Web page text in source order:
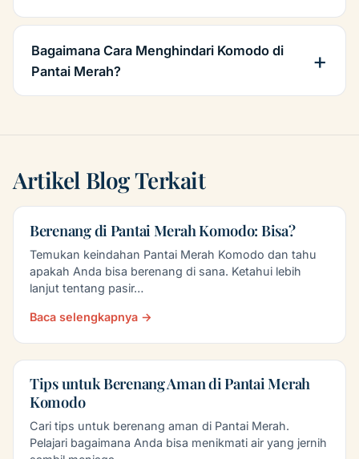
Bagaimana Cara Menghindari Komodo di
Pantai Merah?
Artikel Blog Terkait
Berenang di Pantai Merah Komodo: Bisa?
Temukan keindahan Pantai Merah Komodo dan tahu
apakah Anda bisa berenang di sana. Ketahui lebih
lanjut tentang pasir…
Baca selengkapnya →
Tips untuk Berenang Aman di Pantai Merah
Komodo
Cari tips untuk berenang aman di Pantai Merah.
Pelajari bagaimana Anda bisa menikmati air yang jernih